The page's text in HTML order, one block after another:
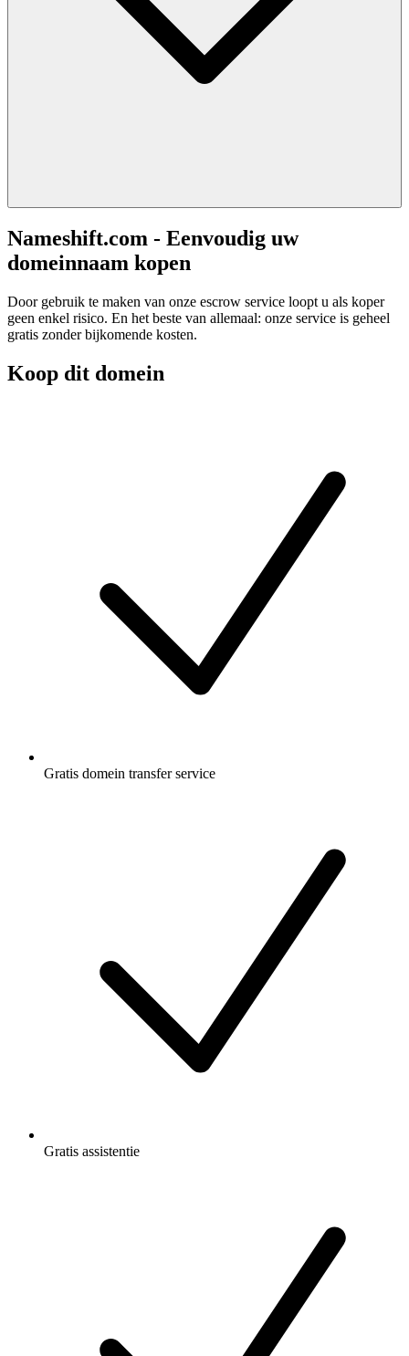
Nameshift.com - Eenvoudig uw
domeinnaam kopen
Door gebruik te maken van onze escrow service loopt u als koper
geen enkel risico. En het beste van allemaal: onze service is geheel
gratis zonder bijkomende kosten.
Koop dit domein
Gratis domein transfer service
Gratis assistentie